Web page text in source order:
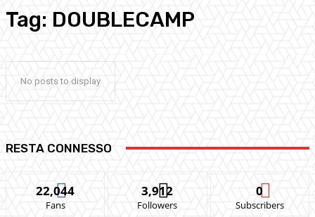
Tag: DOUBLECAMP
No posts to display
RESTA CONNESSO
22,044
Fans
3,912
Followers
0
Subscribers